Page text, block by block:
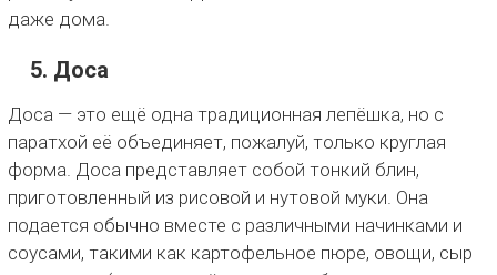
даже дома.
5. Доса
Доса — это ещё одна традиционная лепёшка, но с
паратхой её объединяет, пожалуй, только круглая
форма. Доса представляет собой тонкий блин,
приготовленный из рисовой и нутовой муки. Она
подается обычно вместе с различными начинками и
соусами, такими как картофельное пюре, овощи, сыр